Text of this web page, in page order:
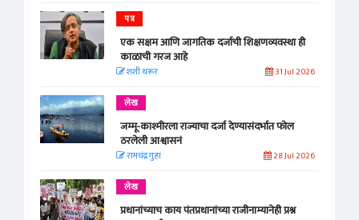
पत्र
एक सक्षम आणि जागतिक दर्जाची शिक्षणव्यवस्था ही
काळाची गरज आहे
शशी थरूर 31 Jul 2026
लेख
जम्मू-काश्मीरला राज्याचा दर्जा देण्यासंदर्भात फोल
ठरलेली आश्वासनं
रामचंद्र गुहा 28 Jul 2026
लेख
प्रधानांच्याच काय पंतप्रधानांच्या राजीनाम्यानेही प्रश्न